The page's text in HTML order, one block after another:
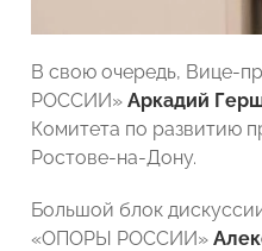
В свою очередь, Вице-
РОССИИ» Аркадий
Комитета по развитию
Ростове-на-Дону.
Большой блок
«ОПОРЫ РОССИИ»